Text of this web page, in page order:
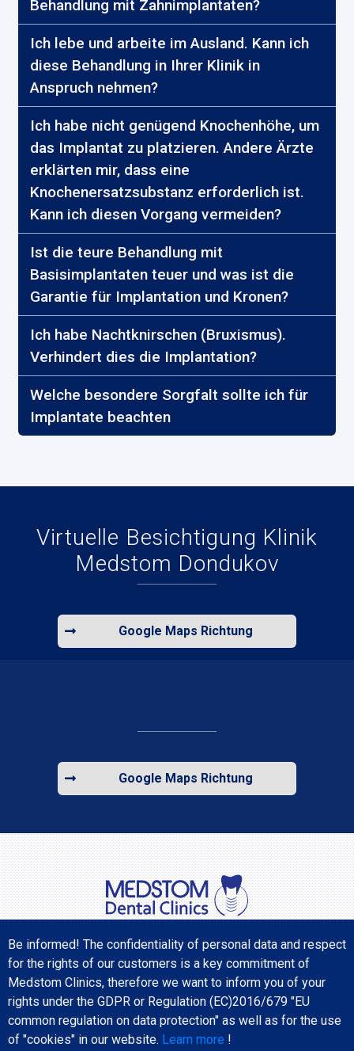
Behandlung mit Zahnimplantaten?
Ich lebe und arbeite im Ausland. Kann ich
diese Behandlung in Ihrer Klinik in
Anspruch nehmen?
Ich habe nicht genügend Knochenhöhe, um
das Implantat zu platzieren. Andere Ärzte
erklärten mir, dass eine
Knochenersatzsubstanz erforderlich ist.
Kann ich diesen Vorgang vermeiden?
Ist die teure Behandlung mit
Basisimplantaten teuer und was ist die
Garantie für Implantation und Kronen?
Ich habe Nachtknirschen (Bruxismus).
Verhindert dies die Implantation?
Welche besondere Sorgfalt sollte ich für
Implantate beachten
Virtuelle Besichtigung Klinik
Medstom Dondukov
Google Maps Richtung
Google Maps Richtung
FINDEN SIE UNS IN DEN SOZIALEN MEDIEN
Be informed! The confidentiality of personal data and respect
for the rights of our customers is a key commitment of
Medstom Clinics, therefore we want to inform you of your
rights under the GDPR or Regulation (ЕС)2016/679 "EU
common regulation on data protection" as well as for the use
of "cookies" in our website. Learn more !